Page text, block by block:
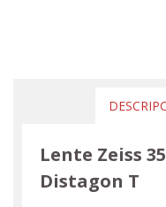
Lente Zeiss
Distagon T